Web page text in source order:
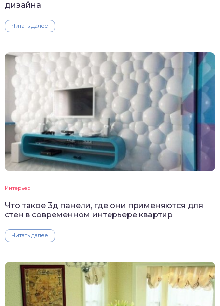
дизайна
Читать далее
Интерьер
Что такое 3д панели, где они применяются для
стен в современном интерьере квартир
Читать далее